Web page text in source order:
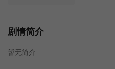
剧情简介
暂无简介